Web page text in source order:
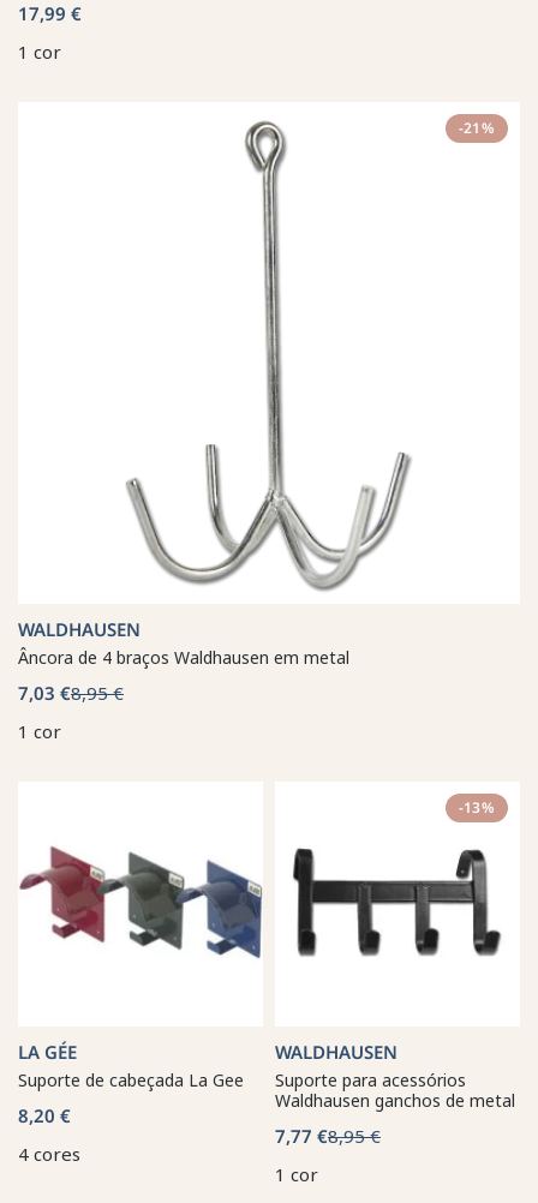
17,99 €
1 cor
-21%
WALDHAUSEN
Âncora de 4 braços Waldhausen em metal
7,03 €8,95 €
1 cor
LA GÉE
Suporte de cabeçada La Gee
8,20 €
4 cores
-13%
WALDHAUSEN
Suporte para acessórios
Waldhausen ganchos de metal
7,77 €8,95 €
1 cor